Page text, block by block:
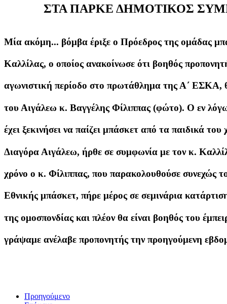
ΣΤΑ ΠΑΡΚΕ ΔΗΜΟΤΙΚΟΣ
Μία ακόμη... βόμβα έριξε ο Πρόεδρος της ομάδας
Καλλίλας, ο οποίος ανακοίνωσε ότι βοηθός
αγωνιστική περίοδο στο πρωτάθλημα της Α΄ ΕΣΚΑ,
του Αιγάλεω κ. Βαγγέλης Φίλιππας (φώτο). Ο εν
έχει ξεκινήσει να παίζει μπάσκετ από τα παιδικά
Διαγόρα Αιγάλεω, ήρθε σε συμφωνία με τον κ.
χρόνο ο κ. Φίλιππας, που παρακολουθούσε συνεχώς
Εθνικής μπάσκετ, πήρε μέρος σε σεμινάρια
της ομοσπονδίας και πλέον θα είναι βοηθός του
γράψαμε ανέλαβε προπονητής την προηγούμενη
Προηγούμενο